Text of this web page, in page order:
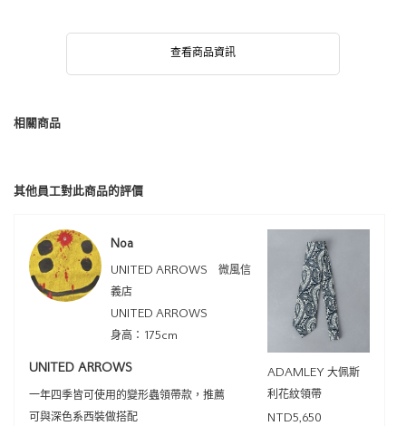
查看商品資訊
相關商品
其他員工對此商品的評價
Noa
UNITED ARROWS 微風信
義店
UNITED ARROWS
身高：175cm
UNITED ARROWS
一年四季皆可使用的變形蟲領帶款，推薦
可與深色系西裝做搭配
ADAMLEY 大佩斯
利花紋領帶
NTD5,650